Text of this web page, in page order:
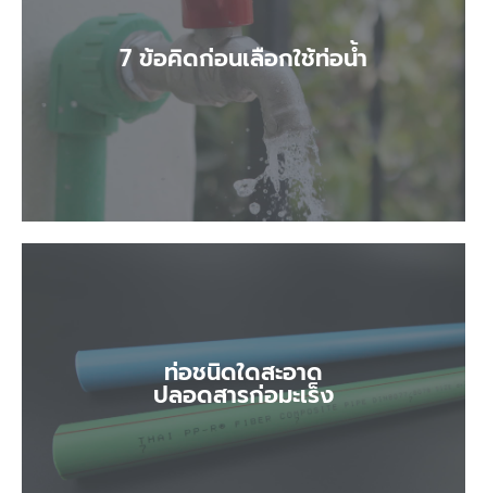
7 ข้อคิดก่อนเลือกใช้ท่อน้ำ
7 ข้อคิดก่อนเลือกใช้ท่อน้ำ
ท่อชนิดใดสะอาด
ปลอดสารก่อมะเร็ง
ท่อชนิดใดสะอาด
ปลอดสารก่อมะเร็ง